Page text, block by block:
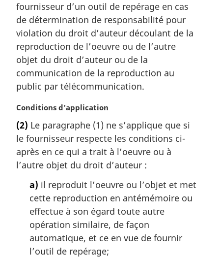
g
i
n
a
e
:
fournisseur d’un outil de repérage en cas
de détermination de responsabilité pour
violation du droit d’auteur découlant de la
reproduction de l’oeuvre ou de l’autre
objet du droit d’auteur ou de la
communication de la reproduction au
public par télécommunication.
N
t
e
m
a
Conditions d’application
(2) Le paragraphe (1) ne s’applique que si
le fournisseur respecte les conditions ci-
après en ce qui a trait à l’oeuvre ou à
l’autre objet du droit d’auteur :
a) il reproduit l’oeuvre ou l’objet et met
cette reproduction en antémémoire ou
effectue à son égard toute autre
opération similaire, de façon
automatique, et ce en vue de fournir
l’outil de repérage;